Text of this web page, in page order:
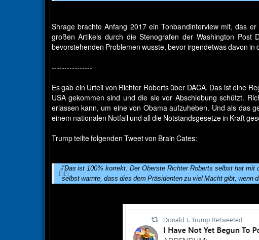
Shrage brachte Anfang 2017 ein Tonbandinterview mit, das
großen Artikels durch die Stenografen der Washington
bevorstehenden Problemen wusste, bevor irgendetwas davon in
----------------
Es gab ein Urteil von Richter Roberts über DACA. Das ist eine
USA gekommen sind und die sie vor Abschiebung schützt.
erlassen kann, um eine von Obama aufzuheben. Und als das
einem nationalen Notfall und all die Notstandsgesetze in Kraft
Trump teilte folgenden Tweet von Brain Cates:
"Das ist 100% korrekt. Der Oberste Richter Roberts selbst hat
selbst warnte, dass dies dem Präsidenten zu viel Macht gibt, wenn